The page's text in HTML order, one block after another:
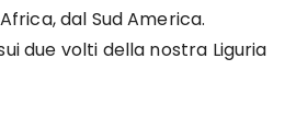
dal Sud America.
due volti della nostra Liguria